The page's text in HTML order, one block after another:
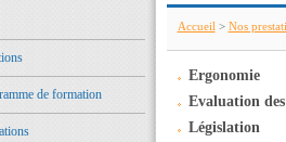
de formation
Accueil > Nos
Ergonomie
Evaluation
Législation